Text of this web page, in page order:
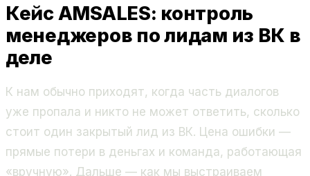
Кейс AMSALES: контроль
менеджеров по лидам из ВК в
деле
К нам обычно приходят, когда часть диалогов
уже пропала и никто не может ответить, сколько
стоит один закрытый лид из ВК. Цена ошибки —
прямые потери в деньгах и команда, работающая
«вручную». Дальше — как мы выстраиваем